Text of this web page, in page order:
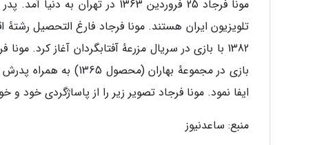
مونا فرجاد 25 فروردین 1363 در
تلویزیون ایران هستند. مونا فرجاد فارغ التحصیل
1382 با بازی در سریال مزرعهٔ آفتابگردان آغاز کرد.
بازی در مجموعهٔ
ایفا نمود. مونا فرجاد تصویر زیر را از پاساژگردی خود
منبع: ساعدنیوز